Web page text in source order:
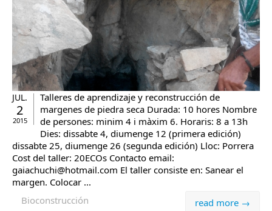
JUL.
2
2015
Talleres de aprendizaje y reconstrucción de
margenes de piedra seca Durada: 10 hores Nombre
de persones: minim 4 i màxim 6. Horaris: 8 a 13h
Dies: dissabte 4, diumenge 12 (primera edición)
dissabte 25, diumenge 26 (segunda edición) Lloc: Porrera
Cost del taller: 20ECOs Contacto email:
gaiachuchi@hotmail.com El taller consiste en: Sanear el
margen. Colocar ...
read more →
Bioconstrucción